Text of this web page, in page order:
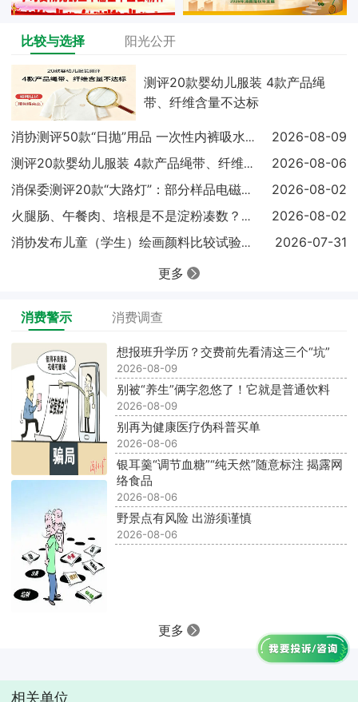
比较与选择 阳光公开
测评20款婴幼儿服装 4款产品绳
带、纤维含量不达标
消协测评50款“日抛”用品 一次性内裤吸水快慢差近 2026-08-09
测评20款婴幼儿服装 4款产品绳带、纤维含量不达标 2026-08-06
消保委测评20款“大路灯”：部分样品电磁兼容未达标 2026-08-02
火腿肠、午餐肉、培根是不是淀粉凑数？实测结果出炉 2026-08-02
消协发布儿童（学生）绘画颜料比较试验结果显示：18
2026-07-31
更多
消费警示 消费调查
想报班升学历？交费前先看清这三个“坑”
2026-08-09
别被“养生”俩字忽悠了！它就是普通饮料
2026-08-09
别再为健康医疗伪科普买单
2026-08-06
银耳羹“调节血糖”“纯天然”随意标注 揭露网
络食品
2026-08-06
野景点有风险 出游须谨慎
2026-08-06
更多
相关单位